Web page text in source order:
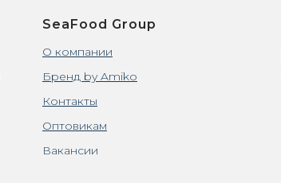
SeaFood Group
О компании
Бренд by Amiko
Контакты
Оптовикам
Вакансии